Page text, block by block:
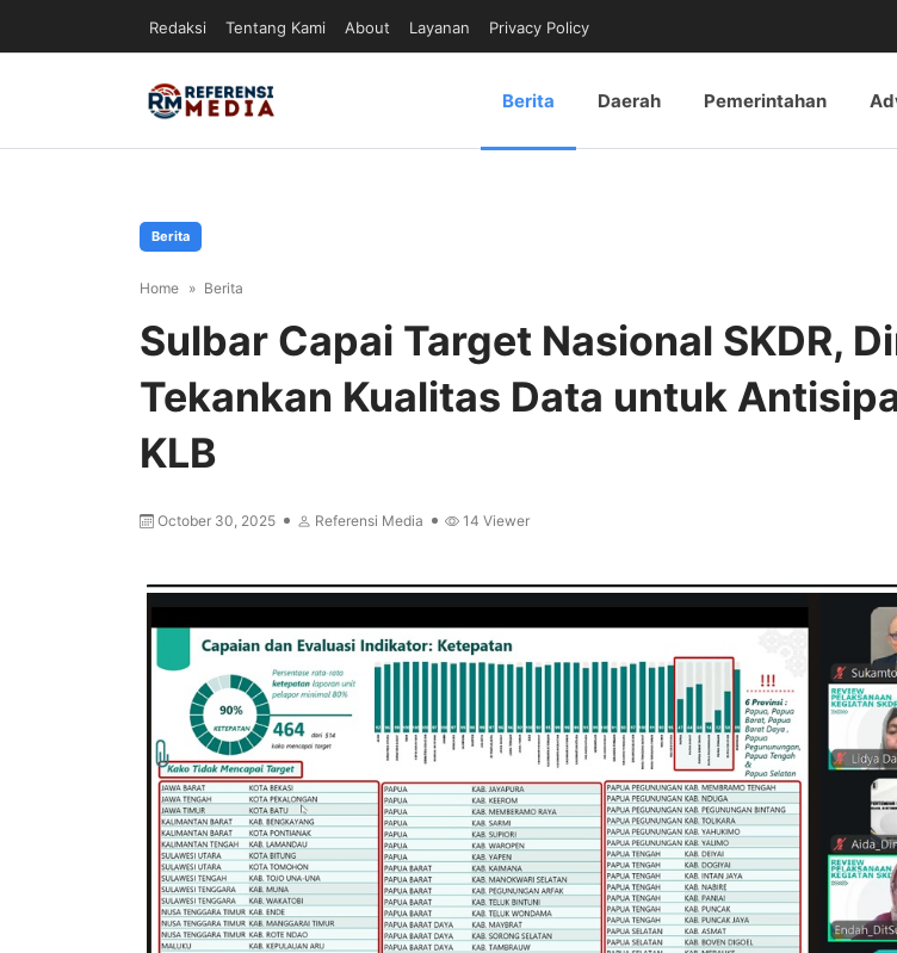
Redaksi Tentang Kami About Layanan Privacy Policy
Berita Daerah Pemerintahan
Berita
Home Berita
Sulbar Capai Target Nasional SKDR,
Tekankan Kualitas Data untuk
KLB
October 30, 2025 Referensi Media 14 Viewer